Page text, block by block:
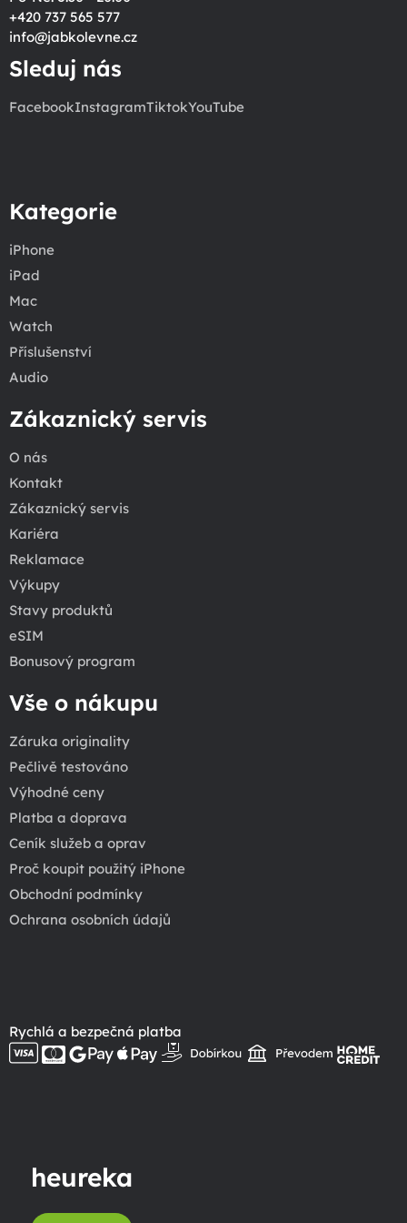
+420 737 565 577
info@jabkolevne.cz
Sleduj nás
FacebookInstagramTiktokYouTube
Kategorie
iPhone
iPad
Mac
Watch
Příslušenství
Audio
Zákaznický servis
O nás
Kontakt
Zákaznický servis
Kariéra
Reklamace
Výkupy
Stavy produktů
eSIM
Bonusový program
Vše o nákupu
Záruka originality
Pečlivě testováno
Výhodné ceny
Platba a doprava
Ceník služeb a oprav
Proč koupit použitý iPhone
Obchodní podmínky
Ochrana osobních údajů
Rychlá a bezpečná platba
heureka